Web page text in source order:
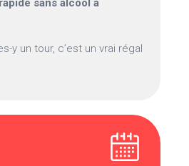
sans alcool à
y un tour, c’est un vrai régal